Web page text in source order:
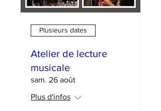
Plusieurs dates
Atelier de lecture
musicale
sam. 26 août
Plus d'infos